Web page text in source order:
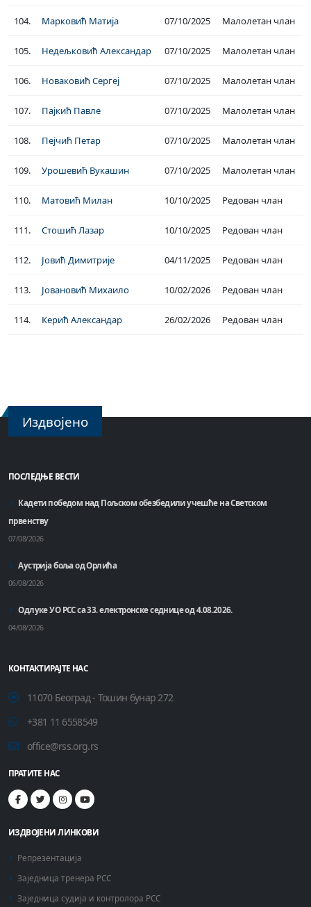
104. Марковић Матија 07/10/2025 Малолетан члан
105. Недељковић Александар 07/10/2025 Малолетан члан
106. Новаковић Сергеј 07/10/2025 Малолетан члан
107. Пајкић Павле 07/10/2025 Малолетан члан
108. Пејчић Петар 07/10/2025 Малолетан члан
109. Урошевић Вукашин 07/10/2025 Малолетан члан
110. Матовић Милан 10/10/2025 Редован члан
111. Стошић Лазар 10/10/2025 Редован члан
112. Јовић Димитрије 04/11/2025 Редован члан
113. Јовановић Михаило 10/02/2026 Редован члан
114. Керић Александар 26/02/2026 Редован члан
Издвојено
ПОСЛЕДЊЕ ВЕСТИ
Кадети победом над Пољском обезбедили учешће на Светском
првенству
07/08/2026
Аустрија боља од Орлића
06/08/2026
Одлуке УО РСС са 33. електронске седнице од 4.08.2026.
04/08/2026
КОНТАКТИРАЈТЕ НАС
11070 Београд - Тошин бунар 272
+381 11 6558549
office@rss.org.rs
ПРАТИТЕ НАС
ИЗДВОЈЕНИ ЛИНКОВИ
Репрезентација
Заједница тренера РСС
Заједница судија и контролора РСС